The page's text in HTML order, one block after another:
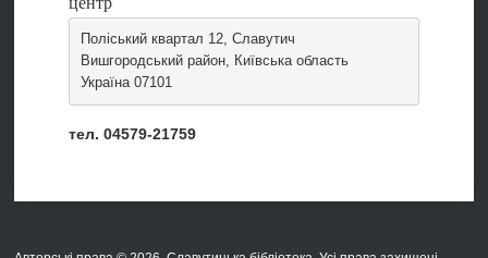
Поліський квартал 12, Славутич
Вишгородський район, Київська область
Україна 07101
тел. 04579-21759